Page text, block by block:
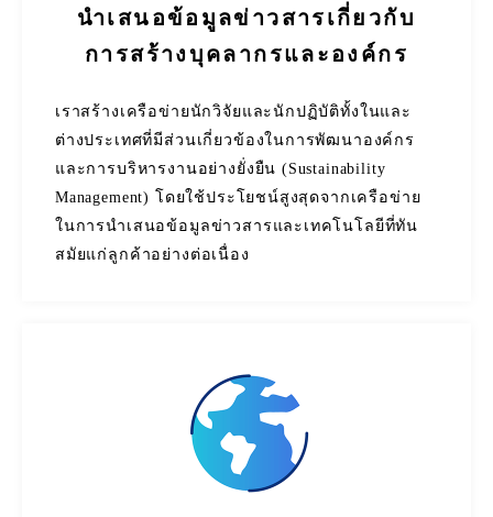
นำเสนอข้อมูลข่าวสารเกี่ยวกับ
การสร้างบุคลากรและองค์กร
เราสร้างเครือข่ายนักวิจัยและนักปฏิบัติทั้งในและ
ต่างประเทศที่มีส่วนเกี่ยวข้องในการพัฒนาองค์กร
และการบริหารงานอย่างยั่งยืน (Sustainability
Management) โดยใช้ประโยชน์สูงสุดจากเครือข่าย
ในการนำเสนอข้อมูลข่าวสารและเทคโนโลยีที่ทัน
สมัยแก่ลูกค้าอย่างต่อเนื่อง